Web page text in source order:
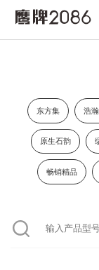
东方集 浩
原生石韵
畅销精品